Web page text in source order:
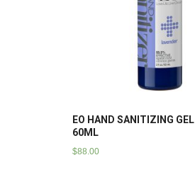
EO HAND SANITIZING
60ML
$88.00